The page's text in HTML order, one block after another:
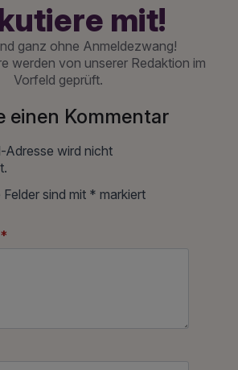
mit!
ganz ohne Anmeldezwang!
werden von unserer Redaktion im
Vorfeld geprüft.
einen Kommentar
Adresse wird nicht
sind mit * markiert
*